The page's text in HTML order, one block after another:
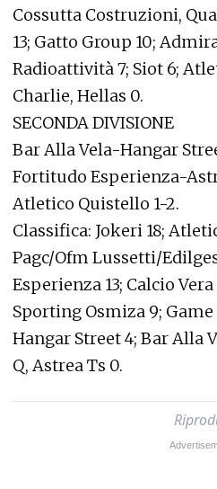
Cossutta Costruzioni,
13; Gatto Group 10;
Radioattività 7; Siot 6;
Charlie, Hellas 0.
SECONDA DIVISIONE
Bar Alla Vela-Hangar
Fortitudo Esperienza-
Atletico Quistello 1-2.
Classifica: Jokeri 18;
Pagc/Ofm Lussetti/
Esperienza 13; Calcio
Sporting Osmiza 9; Game
Hangar Street 4; Bar Alla
Q, Astrea Ts 0.